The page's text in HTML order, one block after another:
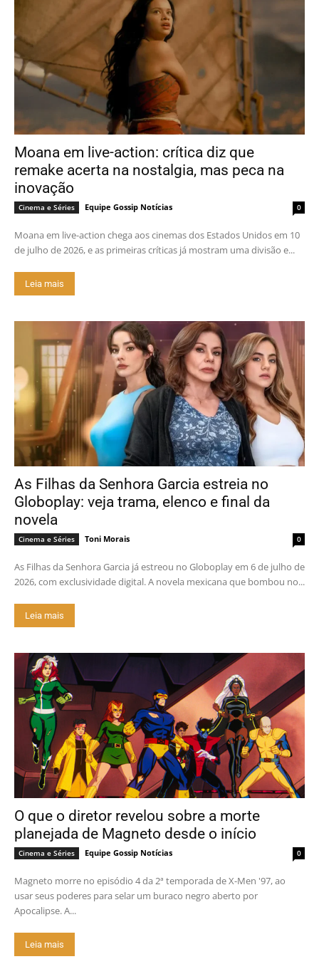
Moana em live-action: crítica diz que
remake acerta na nostalgia, mas peca na
inovação
Cinema e Séries Equipe Gossip Notícias 0
Moana em live-action chega aos cinemas dos Estados Unidos em 10
de julho de 2026, e as primeiras críticas já mostram uma divisão e...
Leia mais
As Filhas da Senhora Garcia estreia no
Globoplay: veja trama, elenco e final da
novela
Cinema e Séries Toni Morais 0
As Filhas da Senhora Garcia já estreou no Globoplay em 6 de julho de
2026, com exclusividade digital. A novela mexicana que bombou no...
Leia mais
O que o diretor revelou sobre a morte
planejada de Magneto desde o início
Cinema e Séries Equipe Gossip Notícias 0
Magneto morre no episódio 4 da 2ª temporada de X-Men '97, ao
usar seus poderes para selar um buraco negro aberto por
Apocalipse. A...
Leia mais